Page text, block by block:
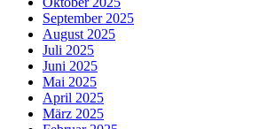
September 2025
August 2025
Juli 2025
Juni 2025
Mai 2025
April 2025
März 2025